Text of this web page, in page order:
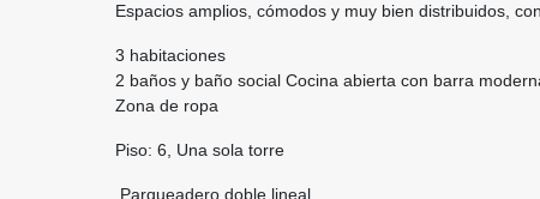
Espacios amplios, cómodos y muy bien distribuidos,
3 habitaciones
2 baños y baño social Cocina abierta con barra
Zona de ropa
Piso: 6, Una sola torre
Parqueadero doble lineal